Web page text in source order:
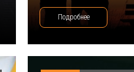
Подробнее